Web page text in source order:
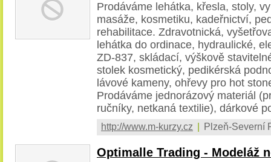
Prodáváme lehátka, křesla, stoly,
masáže, kosmetiku, kadeřnictví,
rehabilitace. Zdravotnická,
lehátka do ordinace, hydraulické,
ZD-837, skládací, výškově
stolek kosmetický, pedikérská
lávové kameny, ohřevy pro hot
Prodáváme jednorázový materiál
ručníky, netkaná textilie), dárkové
http://www.m-kurzy.cz | Plzeň-Severní
Optimalle Trading - Modeláž